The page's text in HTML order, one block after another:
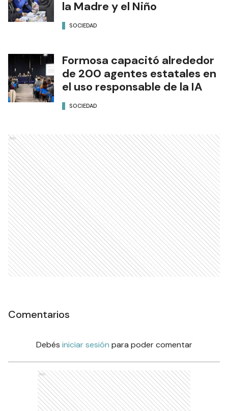
la Madre y el Niño
SOCIEDAD
Formosa capacitó alrededor
de 200 agentes estatales en
el uso responsable de la IA
SOCIEDAD
Ads
Comentarios
Debés iniciar sesión para poder comentar
Ads